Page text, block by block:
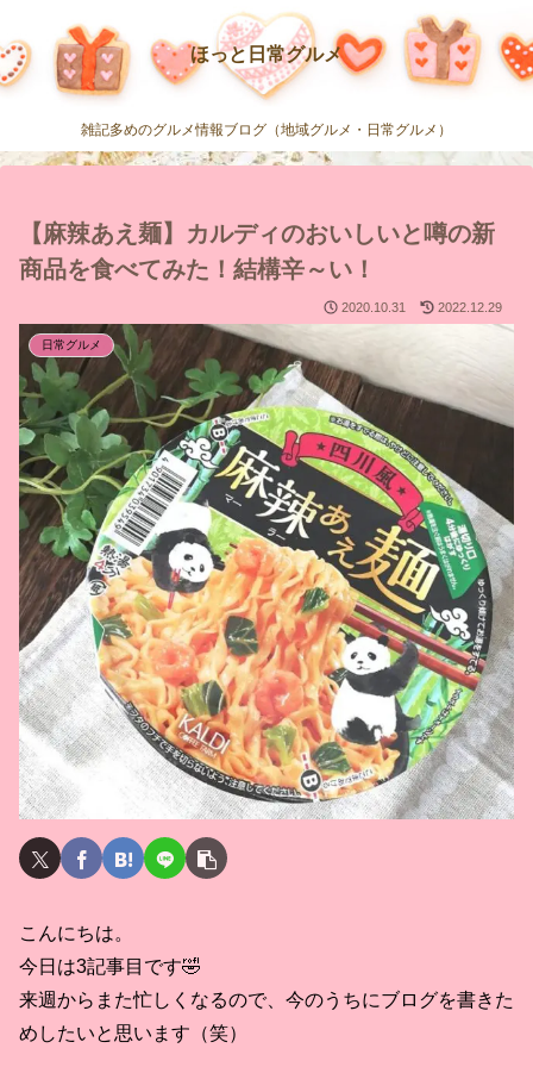
ほっと日常グルメ
雑記多めのグルメ情報ブログ（地域グルメ・日常グルメ）
【麻辣あえ麺】カルディのおいしいと噂の新
商品を食べてみた！結構辛～い！
2020.10.31 2022.12.29
日常グルメ
こんにちは。
今日は3記事目です🤣
来週からまた忙しくなるので、今のうちにブログを書きた
めしたいと思います（笑）